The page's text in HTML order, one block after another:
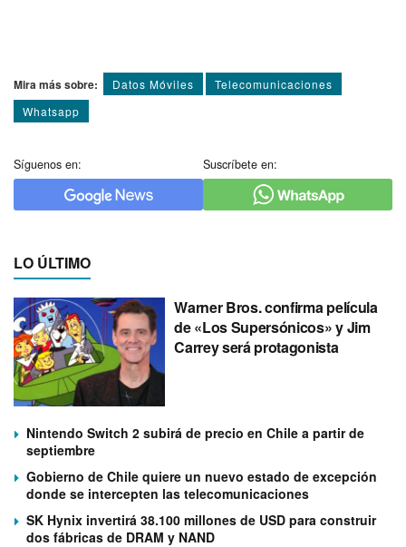
Mira más sobre: Datos Móviles
Telecomunicaciones
Whatsapp
Síguenos en: Suscríbete en:
LO ÚLTIMO
Warner Bros. confirma película
de «Los Supersónicos» y Jim
Carrey será protagonista
Nintendo Switch 2 subirá de precio en Chile a partir de
septiembre
Gobierno de Chile quiere un nuevo estado de excepción
donde se intercepten las telecomunicaciones
SK Hynix invertirá 38.100 millones de USD para construir
dos fábricas de DRAM y NAND